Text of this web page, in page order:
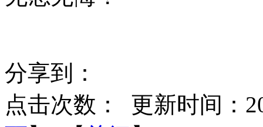
分享到：
点击次数：
更新时间：